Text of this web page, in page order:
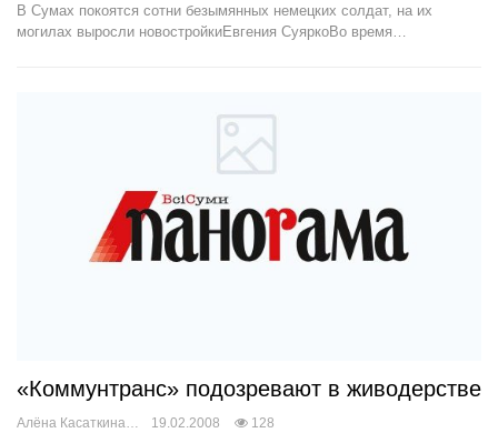
В Сумах покоятся сотни безымянных немецких солдат, на их
могилах выросли новостройкиЕвгения СуяркоВо время…
«Коммунтранс» подозревают в живодерстве
Алёна Касаткина 19.02.2008 128